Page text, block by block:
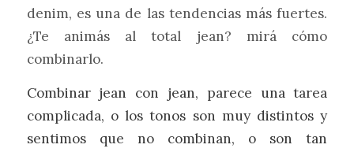
denim, es una de las tendencias más fuertes.
¿Te animás al total jean? mirá cómo
combinarlo.
Combinar jean con jean, parece una tarea
complicada, o los tonos son muy distintos y
sentimos que no combinan, o son tan